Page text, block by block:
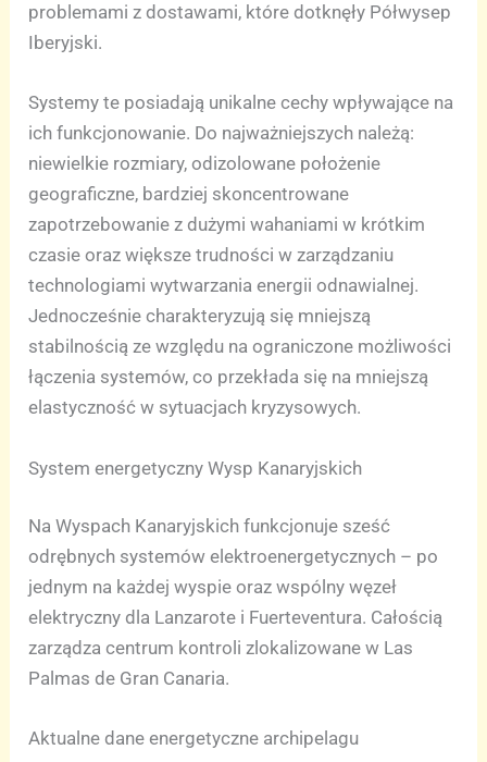
problemami z dostawami, które dotknęły Półwysep
Iberyjski.
Systemy te posiadają unikalne cechy wpływające na
ich funkcjonowanie. Do najważniejszych należą:
niewielkie rozmiary, odizolowane położenie
geograficzne, bardziej skoncentrowane
zapotrzebowanie z dużymi wahaniami w krótkim
czasie oraz większe trudności w zarządzaniu
technologiami wytwarzania energii odnawialnej.
Jednocześnie charakteryzują się mniejszą
stabilnością ze względu na ograniczone możliwości
łączenia systemów, co przekłada się na mniejszą
elastyczność w sytuacjach kryzysowych.
System energetyczny Wysp Kanaryjskich
Na Wyspach Kanaryjskich funkcjonuje sześć
odrębnych systemów elektroenergetycznych – po
jednym na każdej wyspie oraz wspólny węzeł
elektryczny dla Lanzarote i Fuerteventura. Całością
zarządza centrum kontroli zlokalizowane w Las
Palmas de Gran Canaria.
Aktualne dane energetyczne archipelagu